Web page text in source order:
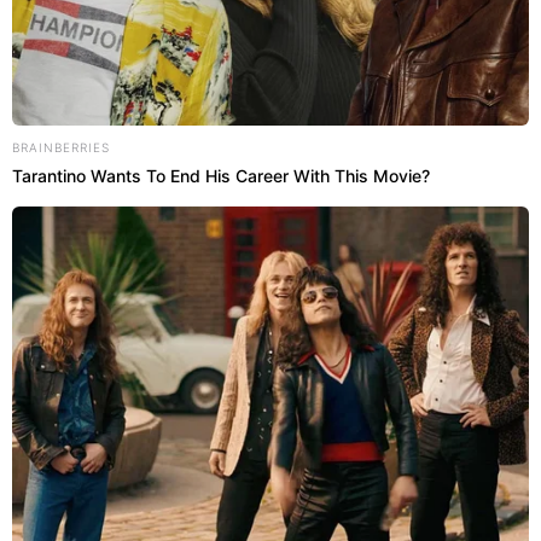
Principais sinais de alerta da
esclerose múltipla
De acordo com o neurologista João Dib, do
Hospital Samaritano Barra, da Rede Américas,
identificar os sinais precocementee manter
cuidado contínuo são medidas fundamentais para
retardar a progressão da esclerose múltipla e
preservar a qualidade de vida.
BRAINBERRIES
Tarantino Wants To End His Career With This Movie?